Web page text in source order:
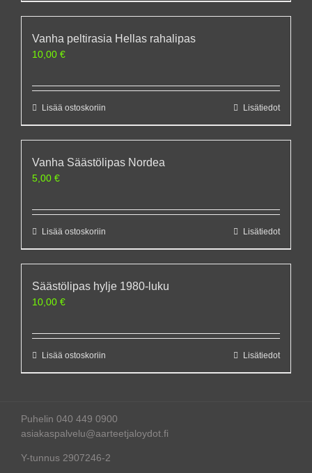
Vanha peltirasia Hellas rahalipas
10,00 €
Lisää ostoskoriin Lisätiedot
Vanha Säästölipas Nordea
5,00 €
Lisää ostoskoriin Lisätiedot
Säästölipas hylje 1980-luku
10,00 €
Lisää ostoskoriin Lisätiedot
Puhelin 040 449 0900
asiakaspalvelu@aarteetjaloydot.fi
Y-tunnus 2907246-2